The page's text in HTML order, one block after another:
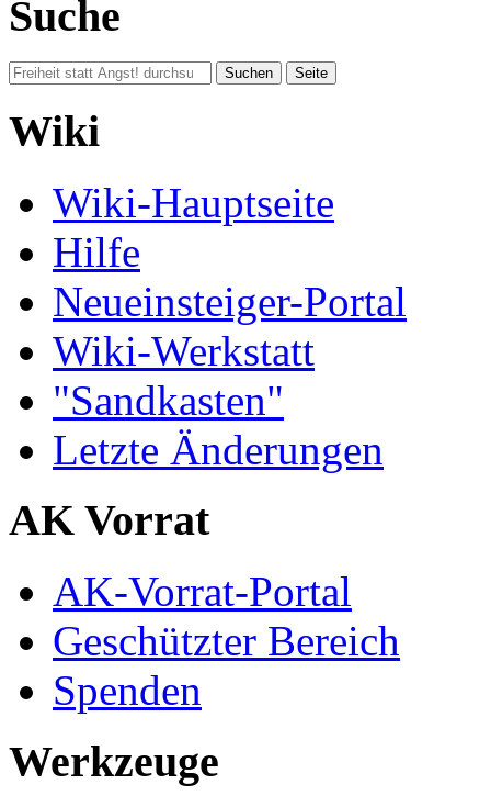
Suche
Wiki
Wiki-Hauptseite
Hilfe
Neueinsteiger-Portal
Wiki-Werkstatt
"Sandkasten"
Letzte Änderungen
AK Vorrat
AK-Vorrat-Portal
Geschützter Bereich
Spenden
Werkzeuge